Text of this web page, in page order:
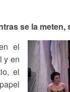
se la meten,
el
y en
el